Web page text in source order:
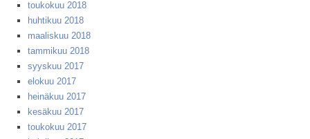
toukokuu 2018
huhtikuu 2018
maaliskuu 2018
tammikuu 2018
syyskuu 2017
elokuu 2017
heinäkuu 2017
kesäkuu 2017
toukokuu 2017